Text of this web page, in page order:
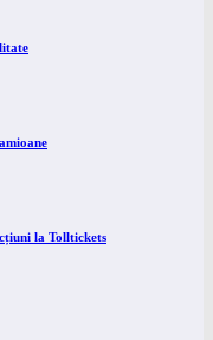
la Tolltickets